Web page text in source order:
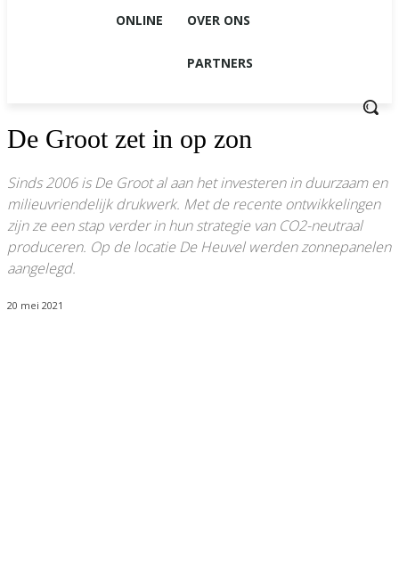
ONLINE OVER ONS
PARTNERS
De Groot zet in op zon
Sinds 2006 is De Groot al aan het investeren in duurzaam en
milieuvriendelijk drukwerk. Met de recente ontwikkelingen
zijn ze een stap verder in hun strategie van CO2-neutraal
produceren. Op de locatie De Heuvel werden zonnepanelen
aangelegd.
20 mei 2021